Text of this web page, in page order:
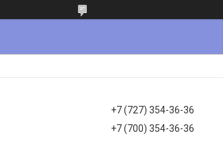
+7 (727) 354-36-36
+7 (700) 354-36-36